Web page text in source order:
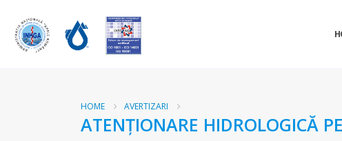
HOME AVERTIZARI
ATENŢIONARE HIDROLOGICĂ